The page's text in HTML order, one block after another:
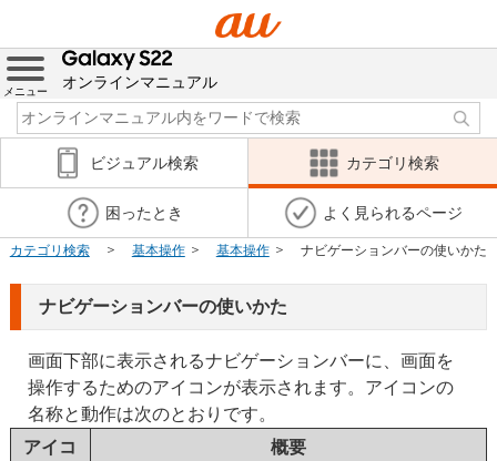
メニュー
オンラインマニュアル
ビジュアル検索 カテゴリ検索
困ったとき よく見られるページ
カテゴリ検索 基本操作 基本操作 ナビゲーションバーの使いかた
ナビゲーションバーの使いかた
画面下部に表示されるナビゲーションバーに、画面を
操作するためのアイコンが表示されます。アイコンの
名称と動作は次のとおりです。
アイコ
概要